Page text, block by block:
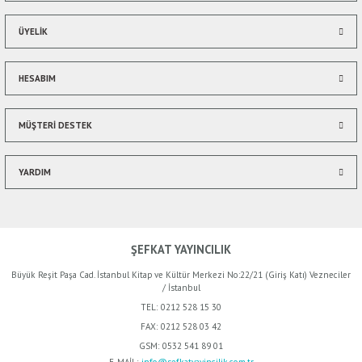
ÜYELİK
HESABIM
MÜŞTERİ DESTEK
YARDIM
ŞEFKAT YAYINCILIK
Büyük Reşit Paşa Cad. İstanbul Kitap ve Kültür Merkezi No:22/21 (Giriş Katı) Vezneciler
/ İstanbul
TEL: 0212 528 15 30
FAX: 0212 528 03 42
GSM: 0532 541 89 01